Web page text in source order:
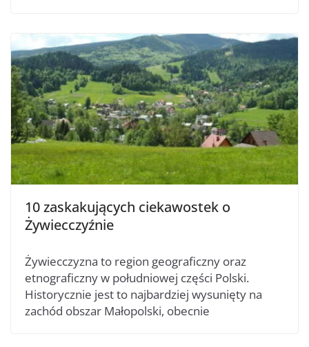
10 zaskakujących ciekawostek o
Żywiecczyźnie
Żywiecczyzna to region geograficzny oraz
etnograficzny w południowej części Polski.
Historycznie jest to najbardziej wysunięty na
zachód obszar Małopolski, obecnie